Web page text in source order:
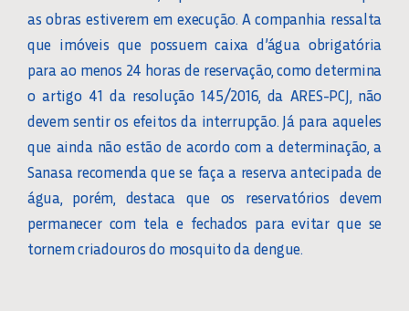
as obras estiverem em execução. A companhia ressalta
que imóveis que possuem caixa d’água obrigatória
para ao menos 24 horas de reservação, como determina
o artigo 41 da resolução 145/2016, da ARES-PCJ, não
devem sentir os efeitos da interrupção. Já para aqueles
que ainda não estão de acordo com a determinação, a
Sanasa recomenda que se faça a reserva antecipada de
água, porém, destaca que os reservatórios devem
permanecer com tela e fechados para evitar que se
tornem criadouros do mosquito da dengue.